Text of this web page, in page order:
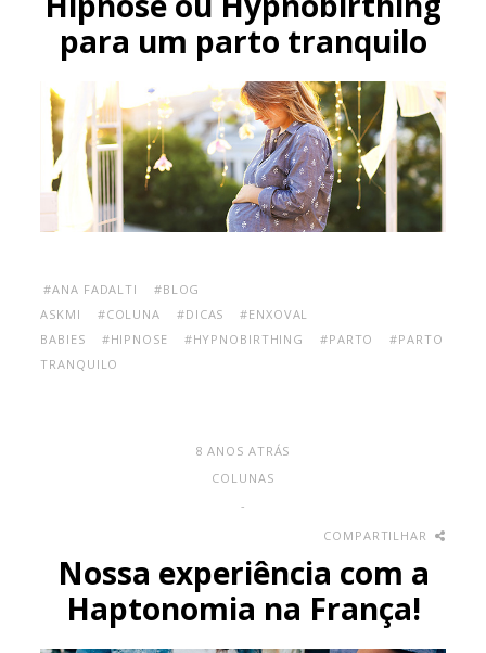
para um parto tranquilo
#ANA FADALTI
#BLOG
ASKMI
#COLUNA #DICAS
#ENXOVAL
BABIES
#HIPNOSE #HYPNOBIRTHING #PARTO
#PARTO
TRANQUILO
8 ANOS ATRÁS
COLUNAS
-
COMPARTILHAR
Nossa experiência com a
Haptonomia na França!